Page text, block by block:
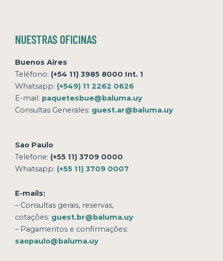
NUESTRAS OFICINAS
Buenos Aires
Teléfono: (+54 11) 3985 8000 Int. 1
Whatsapp: (+549) 11 2262 0626
E-mail: paquetesbue@baluma.uy
Consultas Generales: guest.ar@baluma.uy
Sao Paulo
Telefone: (+55 11) 3709 0000
Whatsapp: (+55 11) 3709 0007
E-mails:
– Consultas gerais, reservas,
cotações: guest.br@baluma.uy
– Pagamentos e confirmações:
saopaulo@baluma.uy